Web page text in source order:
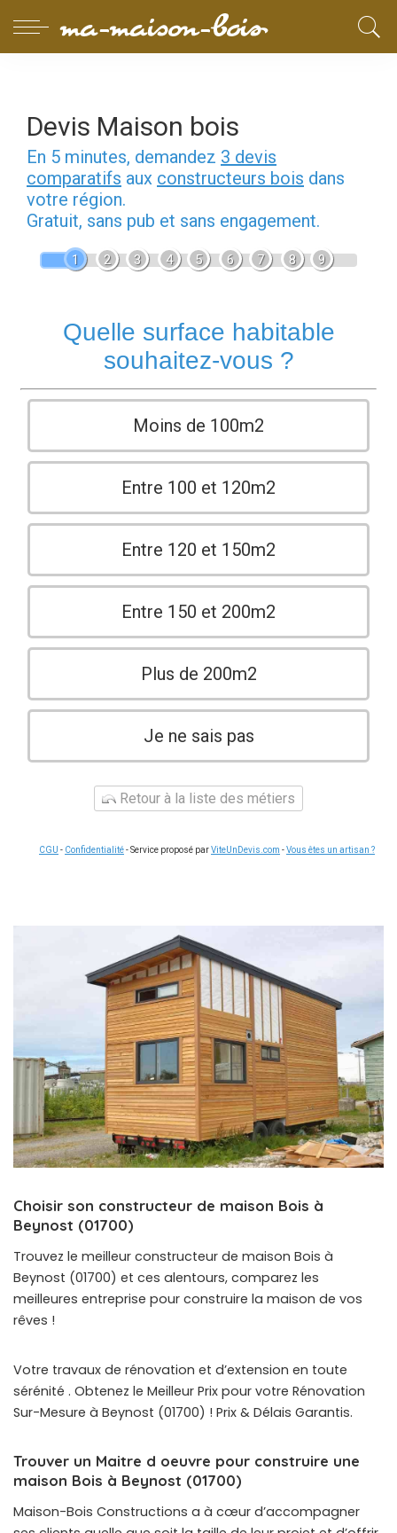
Devis Maison bois
En 5 minutes, demandez 3 devis
comparatifs aux constructeurs bois dans
votre région.
Gratuit, sans pub et sans engagement.
1 2 3 4 5 6 7 8 9
Quelle surface habitable
souhaitez-vous ?
Moins de 100m2
Entre 100 et 120m2
Entre 120 et 150m2
Entre 150 et 200m2
Plus de 200m2
Je ne sais pas
Retour à la liste des métiers
CGU - Confidentialité- Service proposé parViteUnDevis.com -Vous êtes un artisan ?
Choisir son constructeur de maison Bois à
Beynost (01700)
Trouvez le meilleur constructeur de maison Bois à
Beynost (01700) et ces alentours, comparez les
meilleures entreprise pour construire la maison de vos
rêves !
Votre travaux de rénovation et d’extension en toute
sérénité . Obtenez le Meilleur Prix pour votre Rénovation
Sur-Mesure à Beynost (01700) ! Prix & Délais Garantis.
Trouver un Maitre d oeuvre pour construire une
maison Bois à Beynost (01700)
Maison-Bois Constructions a à cœur d’accompagner